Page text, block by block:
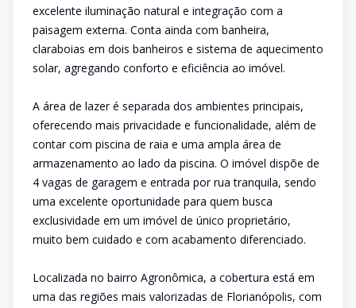
excelente iluminação natural e integração com a
paisagem externa. Conta ainda com banheira,
claraboias em dois banheiros e sistema de aquecimento
solar, agregando conforto e eficiência ao imóvel.
A área de lazer é separada dos ambientes principais,
oferecendo mais privacidade e funcionalidade, além de
contar com piscina de raia e uma ampla área de
armazenamento ao lado da piscina. O imóvel dispõe de
4 vagas de garagem e entrada por rua tranquila, sendo
uma excelente oportunidade para quem busca
exclusividade em um imóvel de único proprietário,
muito bem cuidado e com acabamento diferenciado.
Localizada no bairro Agronômica, a cobertura está em
uma das regiões mais valorizadas de Florianópolis, com